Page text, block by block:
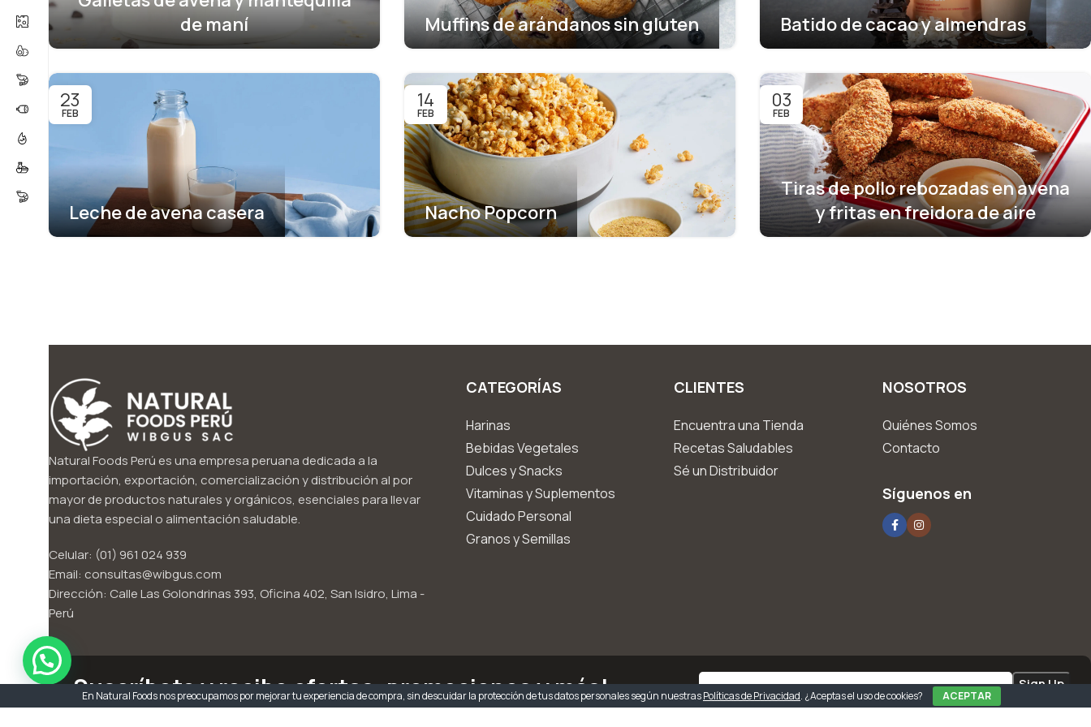
de maní
Muffins de arándanos sin gluten Batido de cacao y almendras
23
FEB
Leche de avena casera
14
FEB
Nacho Popcorn
03
FEB
Tiras de pollo rebozadas en avena
y fritas en freidora de aire
Natural Foods Perú es una empresa peruana dedicada a la
importación, exportación, comercialización y distribución al por
mayor de productos naturales y orgánicos, esenciales para llevar
una dieta especial o alimentación saludable.
Celular: (01) 961 024 939
Email: consultas@wibgus.com
Dirección: Calle Las Golondrinas 393, Oficina 402, San Isidro, Lima -
Perú
CATEGORÍAS
Harinas
Bebidas Vegetales
Dulces y Snacks
Vitaminas y Suplementos
Cuidado Personal
Granos y Semillas
CLIENTES
Encuentra una Tienda
Recetas Saludables
Sé un Distribuidor
NOSOTROS
Quiénes Somos
Contacto
Síguenos en
Suscríbete y recibe ofertas, promociones y más!
En Natural Foods nos preocupamos por mejorar tu experiencia de compra, sin descuidar la protección de tus datos personales según nuestrasPolíticas de Privacidad. ¿Aceptas el uso de cookies? ACEPTAR